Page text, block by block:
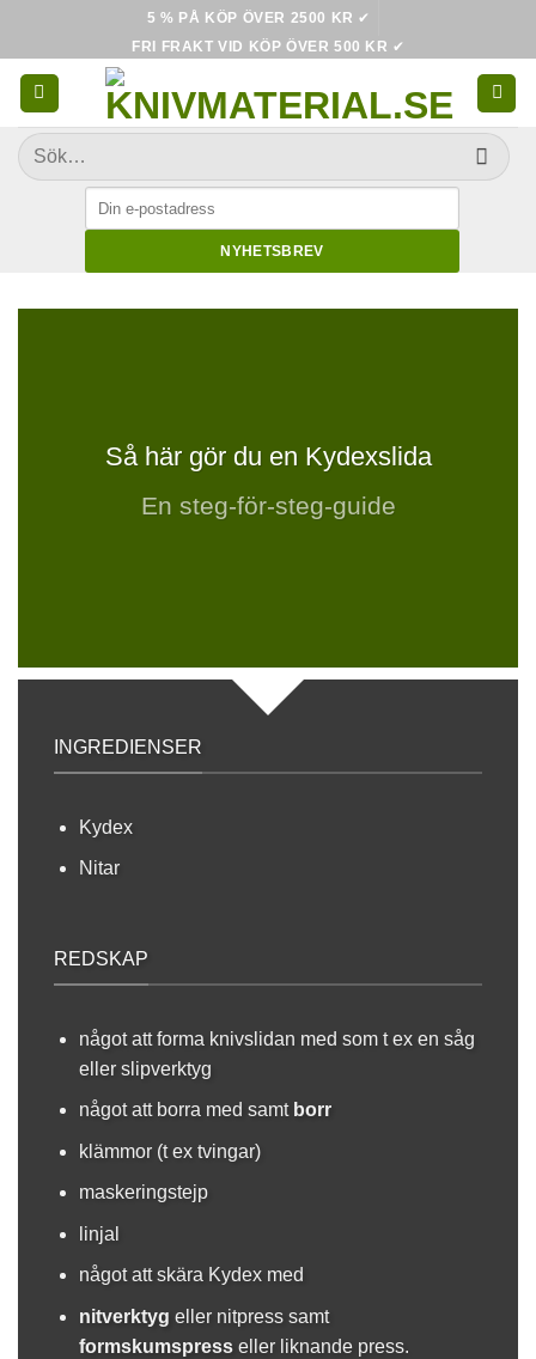
content
5 % PÅ KÖP ÖVER 2500 KR ✔
FRI FRAKT VID KÖP ÖVER 500 KR ✔
Sök
efter:
NYHETSBREV
Så här gör du en Kydexslida
En steg-för-steg-guide
INGREDIENSER
Kydex
Nitar
REDSKAP
något att forma knivslidan med som t ex en såg
eller slipverktyg
något att borra med samt borr
klämmor (t ex tvingar)
maskeringstejp
linjal
något att skära Kydex med
nitverktyg eller nitpress samt
formskumspresseller liknande press.